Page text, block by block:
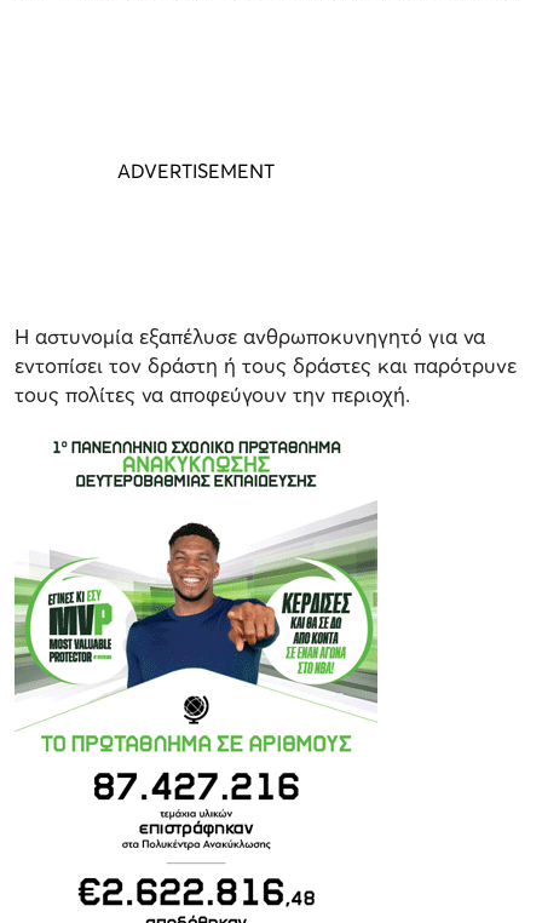
Η αστυνομία εξαπέλυσε ανθρωποκυνηγητό για να
εντοπίσει τον δράστη ή τους δράστες και παρότρυνε
τους πολίτες να αποφεύγουν την περιοχή.